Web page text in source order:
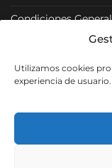
Utilizamos cookies
experiencia de usuario.
Condiciones
Condiciones
Política de Venta y